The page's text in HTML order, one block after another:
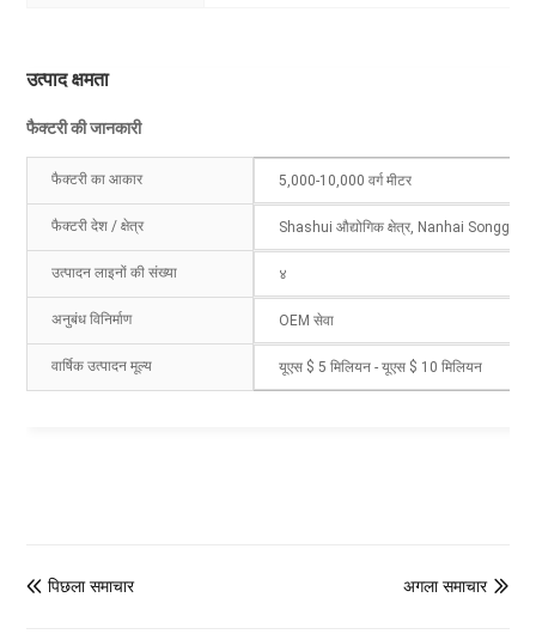
उत्पाद क्षमता
फैक्टरी की जानकारी
फैक्टरी का आकार 5,000-10,000 वर्ग मीटर
फैक्टरी देश / क्षेत्र Shashui औद्योगिक क्षेत्र, Nanhai
उत्पादन लाइनों की संख्या ४
अनुबंध विनिर्माण OEM सेवा
वार्षिक उत्पादन मूल्य यूएस $ 5 मिलियन - यूएस $ 10 मिलियन
 पिछला समाचार 
अगला समाचार